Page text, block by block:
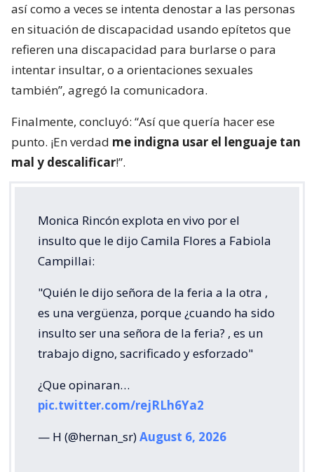
así como a veces se intenta denostar a las personas
en situación de discapacidad usando epítetos que
refieren una discapacidad para burlarse o para
intentar insultar, o a orientaciones sexuales
también”, agregó la comunicadora.
Finalmente, concluyó: “Así que quería hacer ese
punto. ¡En verdad me indigna usar el lenguaje tan
mal y descalificar!”.
Monica Rincón explota en vivo por el
insulto que le dijo Camila Flores a Fabiola
Campillai:
"Quién le dijo señora de la feria a la otra ,
es una vergüenza, porque ¿cuando ha sido
insulto ser una señora de la feria? , es un
trabajo digno, sacrificado y esforzado"
¿Que opinaran…
pic.twitter.com/rejRLh6Ya2
— H (@hernan_sr)August 6, 2026